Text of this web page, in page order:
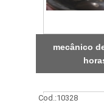
mecânico
Cod.:10328